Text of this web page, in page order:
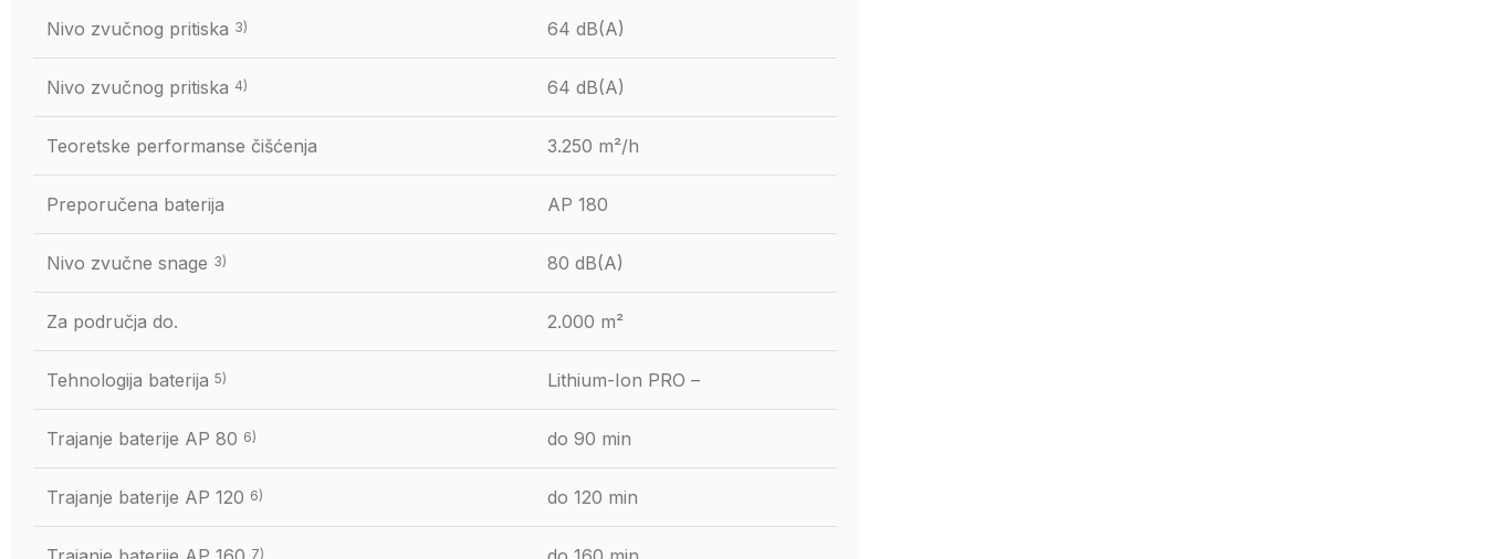
Nivo zvučnog pritiska 3) 64 dB(A)
Nivo zvučnog pritiska 4) 64 dB(A)
Teoretske performanse čišćenja 3.250 m²/h
Preporučena baterija AP 180
Nivo zvučne snage 3) 80 dB(A)
Za područja do. 2.000 m²
Tehnologija baterija 5) Lithium-Ion PRO –
Trajanje baterije AP 80 6) do 90 min
Trajanje baterije AP 120 6) do 120 min
7)